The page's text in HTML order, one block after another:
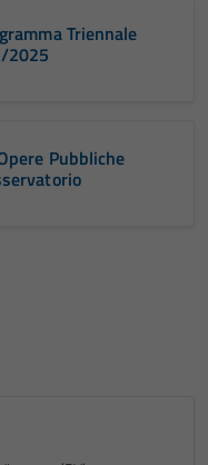
Triennale
2025
Pubbliche